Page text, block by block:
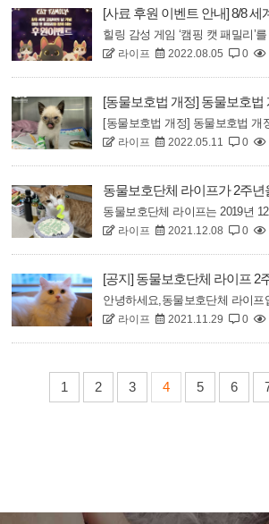
될 수 있도록 유기·구조 동물을 위
하였습니다. 많은 관심 부탁드립
정: 2022.12..
힐링 감성 게임 ‘캠핑 캣 패밀리’
는 ‘애니멀 라이브스 매터’ 프로젝
트를 준비하였다고 합니다!!▷▶ ‘
유튜브 채널의 구독자 수 1명당
체 라이프로 기부됩니다. ◀◁★
ca..
라이프 2022.08.05 0
[동물보호법 개정] 동물보호법 개
본회의를 통과하였습니다.54건의
농해수위 위원장 대안으로 통과
> 무허가 동물생산업소 처벌 규정
하고 있습니다.기존 500만원 이
업시 2년 이하의 징역 또는 200..
라이프 2022.05.11 0
동물보호단체 라이프가 2주
동물보호단체 라이프는 2019년
해 2주년을 맞이하게 되었습니다.
이 응원해주시고후원해주신 모
이프와 함께 해주시는 분들에 계
달려올 수 있었습니다.구조 현장
부딪히기도 하였지만많은 분들이
라이프 2021.12.08 0
[공지] 동물보호단체 라이프 2
안녕하세요,동물보호단체 라이프
라이프 설립 2주년이되는 날입니
아쉬움이 많았던 행사를이번에
셔서작은 힐링을하고 가시길 바랍
2021.12.03(금) ~ 12.05 (일)시간
라이프 2021.11.29 0
1 2 3 4 5 6